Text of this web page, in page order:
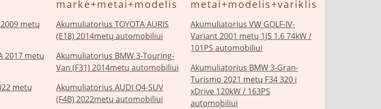
metų
2017 metų
metų
markė+metai+modelis
Akumuliatorius TOYOTA AURIS
(E18) 2014metų automobiliui
Akumuliatorius BMW 3-Touring-
Van (F31) 2014metų automobiliui
Akumuliatorius AUDI Q4-SUV
(F4B) 2022metų automobiliui
metai+modelis+variklis
Akumuliatorius VW GOLF-IV-
Variant 2001 metų 1J5 1.6 74kW /
101PS automobiliui
Akumuliatorius BMW 3-Gran-
Turismo 2021 metų F34 320 i
xDrive 120kW / 163PS
automobiliui